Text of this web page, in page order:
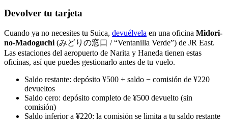
Devolver tu tarjeta
Cuando ya no necesites tu Suica, devuélvela en una oficina Midori-
no-Madoguchi (みどりの窓口 / “Ventanilla Verde”) de JR East.
Las estaciones del aeropuerto de Narita y Haneda tienen estas
oficinas, así que puedes gestionarlo antes de tu vuelo.
Saldo restante: depósito ¥500 + saldo − comisión de ¥220
devueltos
Saldo cero: depósito completo de ¥500 devuelto (sin
comisión)
Saldo inferior a ¥220: la comisión se limita a tu saldo restante